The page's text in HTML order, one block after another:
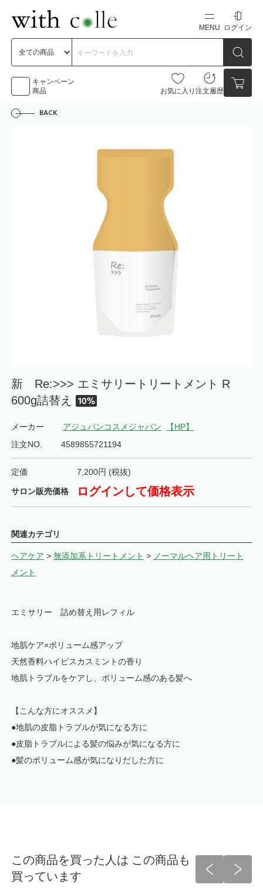
MENU
新規会員登録
ログイン
キャンペーン
商品
お気に入り 注文履歴
カートの中身を見る
BACK
新 Re:>>> エミサリートリートメント R
600g詰替え
メーカー アジュバンコスメジャパン
【HP】
注文NO.
4589855721194
定価 7,200円 (税抜)
サロン販売価格 ログインして価格表示
関連カテゴリ
ヘアケア >無添加系トリートメント > ノーマルヘア用トリート
メント
エミサリー 詰め替え用レフィル
地肌ケア×ボリューム感アップ
天然香料ハイビスカスミントの香り
地肌トラブルをケアし、ボリューム感のある髪へ
【こんな方にオススメ】
●地肌の皮脂トラブルが気になる方に
●皮脂トラブルによる髪の悩みが気になる方に
●髪のボリューム感が気になりだした方に
この商品を買った人は この商品も
買っています